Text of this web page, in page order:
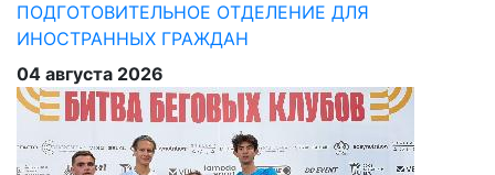
ПОДГОТОВИТЕЛЬНОЕ ОТДЕЛЕНИЕ ДЛЯ
ИНОСТРАННЫХ ГРАЖДАН
04 августа 2026